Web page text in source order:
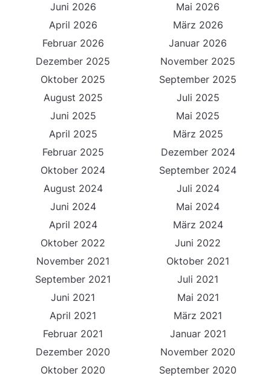
Juni 2026
Mai 2026
April 2026
März 2026
Februar 2026
Januar 2026
Dezember 2025
November 2025
Oktober 2025
September 2025
August 2025
Juli 2025
Juni 2025
Mai 2025
April 2025
März 2025
Februar 2025
Dezember 2024
Oktober 2024
September 2024
August 2024
Juli 2024
Juni 2024
Mai 2024
April 2024
März 2024
Oktober 2022
Juni 2022
November 2021
Oktober 2021
September 2021
Juli 2021
Juni 2021
Mai 2021
April 2021
März 2021
Februar 2021
Januar 2021
Dezember 2020
November 2020
Oktober 2020
September 2020